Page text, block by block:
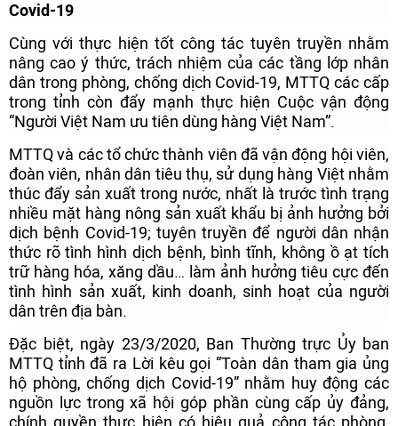
Covid-19
Cùng với thực hiện tốt công tác tuyên truyền nhằm
nâng cao ý thức, trách nhiệm của các tầng lớp nhân
dân trong phòng, chống dịch Covid-19, MTTQ các cấp
trong tỉnh còn đẩy mạnh thực hiện Cuộc vận động
“Người Việt Nam ưu tiên dùng hàng Việt Nam”.
MTTQ và các tổ chức thành viên đã vận động hội viên,
đoàn viên, nhân dân tiêu thụ, sử dụng hàng Việt nhằm
thúc đẩy sản xuất trong nước, nhất là trước tình trạng
nhiều mặt hàng nông sản xuất khẩu bị ảnh hưởng bởi
dịch bệnh Covid-19; tuyên truyền để người dân nhận
thức rõ tình hình dịch bệnh, bình tĩnh, không ồ ạt tích
trữ hàng hóa, xăng dầu… làm ảnh hưởng tiêu cực đến
tình hình sản xuất, kinh doanh, sinh hoạt của người
dân trên địa bàn.
Đặc biệt, ngày 23/3/2020, Ban Thường trực Ủy ban
MTTQ tỉnh đã ra Lời kêu gọi “Toàn dân tham gia ủng
hộ phòng, chống dịch Covid-19” nhằm huy động các
nguồn lực trong xã hội góp phần cùng cấp ủy đảng,
chính quyền thực hiện có hiệu quả công tác phòng,